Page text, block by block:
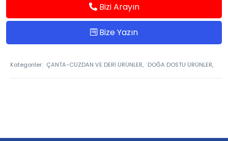
Bizi Arayın
Bize Yazın
Kategoriler: ÇANTA-CÜZDAN VE DERİ ÜRÜNLER, DOĞA DOSTU ÜRÜNLER,